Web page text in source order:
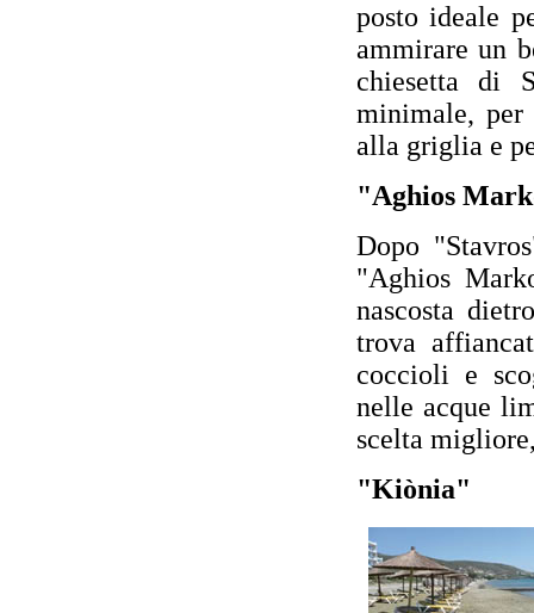
posto ideale
ammirare un
chiesetta di
minimale, per
alla griglia e
"Aghios
Dopo
"Aghios
nascosta
trova
coccioli e
nelle acque
scelta
"Kiònia"